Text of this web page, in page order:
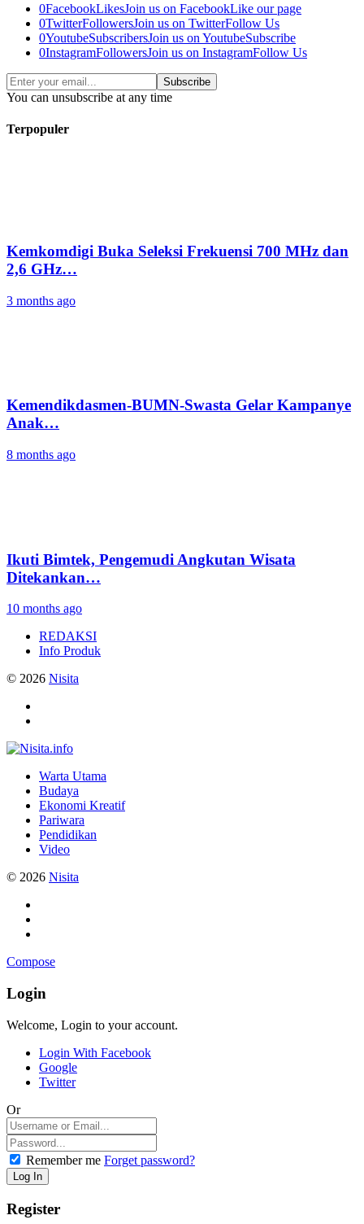
0FacebookLikesJoin us on FacebookLike our page
0TwitterFollowersJoin us on TwitterFollow Us
0YoutubeSubscribersJoin us on YoutubeSubscribe
0InstagramFollowersJoin us on InstagramFollow Us
Subscribe
You can unsubscribe at any time
Terpopuler
Kemkomdigi Buka Seleksi Frekuensi 700 MHz dan
2,6 GHz…
3 months ago
Kemendikdasmen-BUMN-Swasta Gelar Kampanye
Anak…
8 months ago
Ikuti Bimtek, Pengemudi Angkutan Wisata
Ditekankan…
10 months ago
REDAKSI
Info Produk
© 2026 Nisita
Warta Utama
Budaya
Ekonomi Kreatif
Pariwara
Pendidikan
Video
© 2026 Nisita
Compose
Login
Welcome, Login to your account.
Login With Facebook
Google
Twitter
Or
Remember me Forget password?
Register